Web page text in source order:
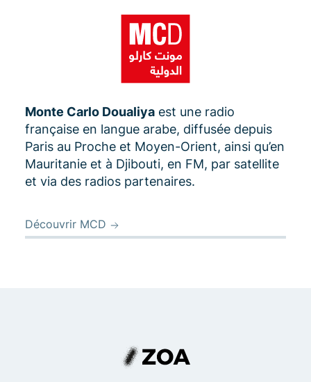
Monte Carlo Doualiya est une radio
française en langue arabe, diffusée depuis
Paris au Proche et Moyen-Orient, ainsi qu’en
Mauritanie et à Djibouti, en FM, par satellite
et via des radios partenaires.
Découvrir MCD